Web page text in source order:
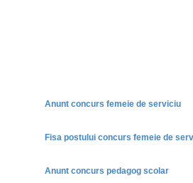
Anunt concurs femeie de serviciu
Fisa postului concurs femeie de
Anunt concurs pedagog scolar